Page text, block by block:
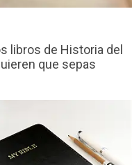
libros de Historia del
que sepas